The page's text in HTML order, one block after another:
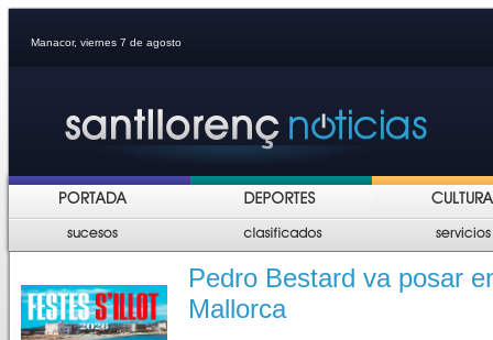
Manacor, viernes 7 de agosto
Pedro Bestard va posar
Mallorca